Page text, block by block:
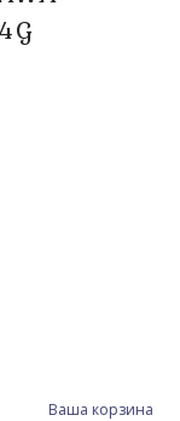
Ваша корзина